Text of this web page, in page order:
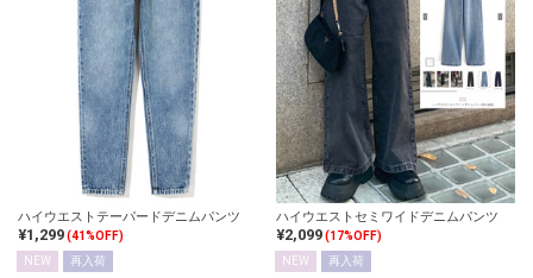
ハイウエストテーパードデニムパンツ
¥1,299(41%OFF)
NEW
再入荷
ハイウエストセミワイドデニムパンツ
¥2,099(17%OFF)
NEW
再入荷